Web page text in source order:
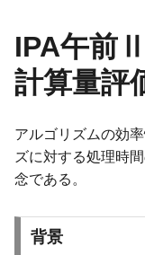
IPA午前
計算量評
アルゴリズムの効
ズに対する処理時
念である。
背景